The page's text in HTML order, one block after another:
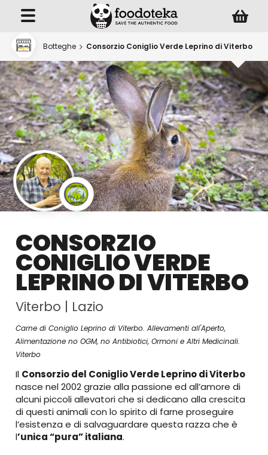
Botteghe Consorzio Coniglio Verde Leprino di Viterbo
CONSORZIO
CONIGLIO VERDE
LEPRINO DI VITERBO
Viterbo | Lazio
Carne di Coniglio Leprino di Viterbo. Allevamenti all'Aperto,
Alimentazione no OGM, no Antibiotici, Ormoni e Altri Medicinali.
Viterbo
Il Consorzio del Coniglio Verde Leprino di Viterbo
nasce nel 2002 grazie alla passione ed all’amore di
alcuni piccoli allevatori che si dedicano alla crescita
di questi animali con lo spirito di farne proseguire
l’esistenza e di salvaguardare questa razza che è
l’unica “pura” italiana.